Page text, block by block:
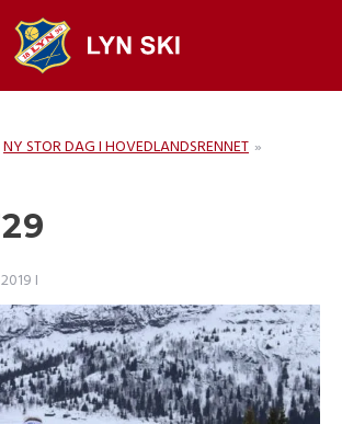
NY STOR DAG I HOVEDLANDSRENNET »
I